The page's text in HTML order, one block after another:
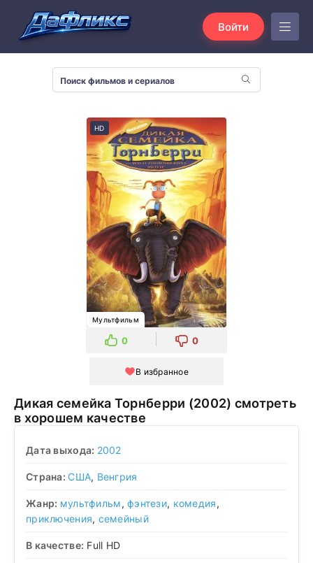
Войти
HD
Мультфильм
0 0
В избранное
Дикая семейка Торнберри (2002) смотреть
в хорошем качестве
Дата выхода: 2002
Страна:США, Венгрия
Жанр: мультфильм,фэнтези, комедия,
приключения, семейный
В качестве: Full HD